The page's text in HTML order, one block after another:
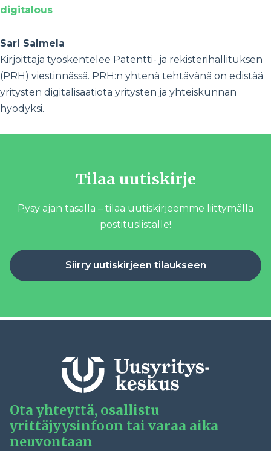
digitalous
Sari Salmela
Kirjoittaja työskentelee Patentti- ja rekisterihallituksen
(PRH) viestinnässä. PRH:n yhtenä tehtävänä on edistää
yritysten digitalisaatiota yritysten ja yhteiskunnan
hyödyksi.
Tilaa uutiskirje
Pysy ajan tasalla – tilaa uutiskirjeemme liittymällä
postituslistalle!
Siirry uutiskirjeen tilaukseen
Ota yhteyttä, osallistu
yrittäjyysinfoon tai varaa aika
neuvontaan